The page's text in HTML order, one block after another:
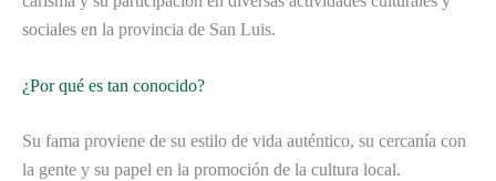
sociales en la provincia de San Luis.
¿Por qué es tan conocido?
Su fama proviene de su estilo de vida auténtico, su cercanía con
la gente y su papel en la promoción de la cultura local.